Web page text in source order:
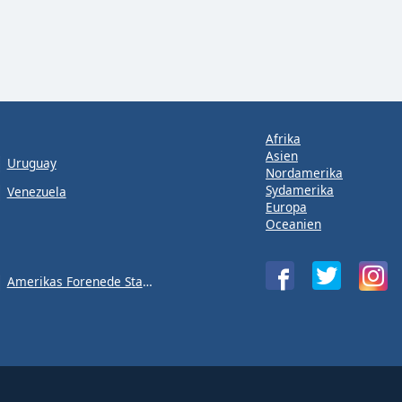
Uruguay
Venezuela
Amerikas Forenede Stater
Afrika
Asien
Nordamerika
Sydamerika
Europa
Oceanien